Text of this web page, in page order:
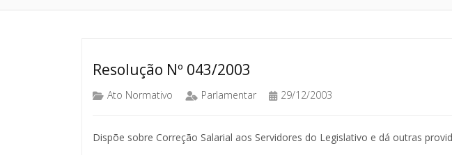
Resolução Nº 043/2003
Ato Normativo Parlamentar 29/12/2003
Dispõe sobre Correção Salarial aos Servidores do Legislativo e dá outras